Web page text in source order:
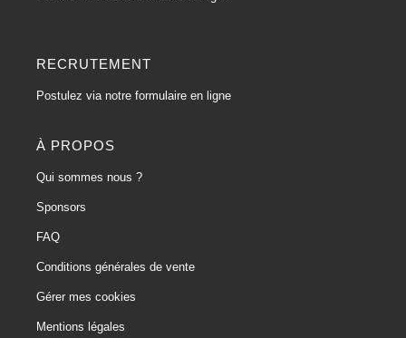
RECRUTEMENT
Postulez via notre formulaire en ligne
À PROPOS
Qui sommes nous ?
Sponsors
FAQ
Conditions générales de vente
Gérer mes cookies
Mentions légales